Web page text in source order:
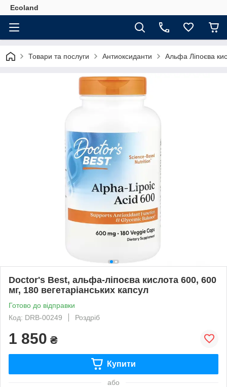
Ecoland
Товари та послуги Антиоксиданти Альфа Ліпоєва
Doctor's Best, альфа-ліпоєва кислота 600, 600
мг, 180 вегетаріанських капсул
Готово до відправки
Код: DRB-00249
Роздріб
1 850 ₴
Купити
або